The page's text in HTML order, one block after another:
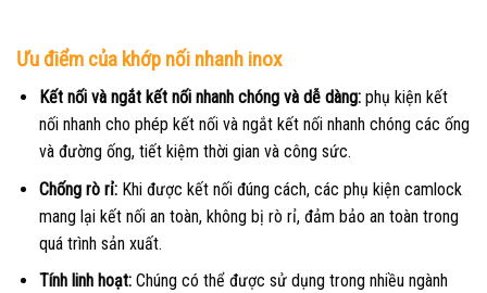
Ưu điểm của khớp nối nhanh inox
Kết nối và ngắt kết nối nhanh chóng và dễ dàng:phụ kiện kết
nối nhanh cho phép kết nối và ngắt kết nối nhanh chóng các ống
và đường ống, tiết kiệm thời gian và công sức.
Chống rò rỉ:Khi được kết nối đúng cách, các phụ kiện camlock
mang lại kết nối an toàn, không bị rò rỉ, đảm bảo an toàn trong
quá trình sản xuất.
Tính linh hoạt:Chúng có thể được sử dụng trong nhiều ngành